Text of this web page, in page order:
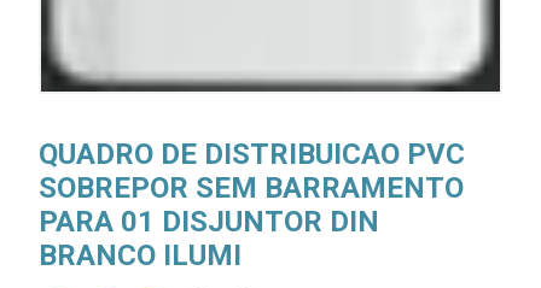
QUADRO DE DISTRIBUICAO PVC
SOBREPOR SEM BARRAMENTO
PARA 01 DISJUNTOR DIN
BRANCO ILUMI